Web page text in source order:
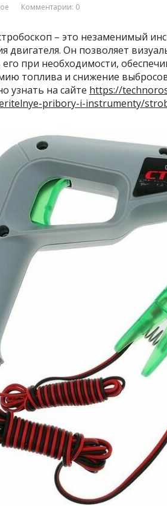
Комментарии: 0
– это незаменимый
двигателя. Он позволяет
при необходимости,
топлива и снижение
узнать на сайте https://
pribory-i-instrumenty/